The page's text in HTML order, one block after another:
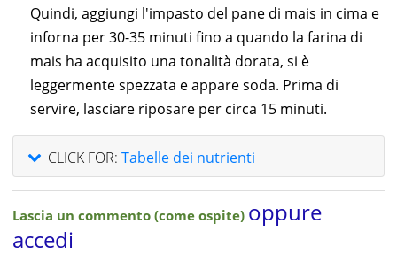
Quindi, aggiungi l'impasto del pane di mais in cima e
inforna per 30-35 minuti fino a quando la farina di
mais ha acquisito una tonalità dorata, si è
leggermente spezzata e appare soda. Prima di
servire, lasciare riposare per circa 15 minuti.
CLICK FOR: Tabelle dei nutrienti
Lascia un commento (come ospite) oppure
accedi